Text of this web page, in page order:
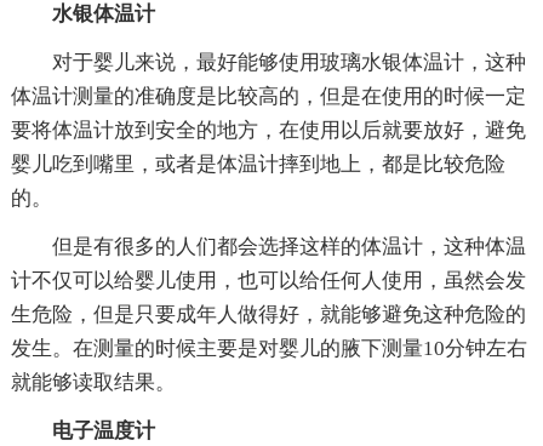
水银体温计
对于婴儿来说，最好能够使用玻璃水银体温计，这种
体温计测量的准确度是比较高的，但是在使用的时候一定
要将体温计放到安全的地方，在使用以后就要放好，避免
婴儿吃到嘴里，或者是体温计摔到地上，都是比较危险
的。
但是有很多的人们都会选择这样的体温计，这种体温
计不仅可以给婴儿使用，也可以给任何人使用，虽然会发
生危险，但是只要成年人做得好，就能够避免这种危险的
发生。在测量的时候主要是对婴儿的腋下测量10分钟左右
就能够读取结果。
电子温度计